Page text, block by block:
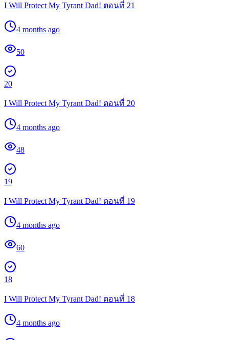
I Will Protect My Tyrant Dad! ตอนที่ 21
4 months ago
50
20
I Will Protect My Tyrant Dad! ตอนที่ 20
4 months ago
48
19
I Will Protect My Tyrant Dad! ตอนที่ 19
4 months ago
60
18
I Will Protect My Tyrant Dad! ตอนที่ 18
4 months ago